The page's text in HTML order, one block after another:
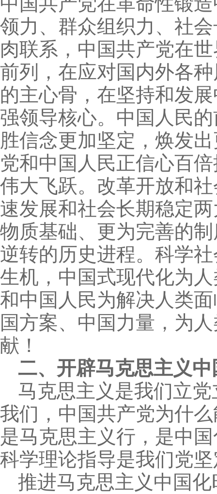
领力、群众组织力、社
肉联系，中国共产党在
前列，在应对国内外各
的主心骨，在坚持和发
强领导核心。中国人民
胜信念更加坚定，焕发
党和中国人民正信心百
伟大飞跃。改革开放和
速发展和社会长期稳定
物质基础、更为完善的
逆转的历史进程。科学
生机，中国式现代化为
和中国人民为解决人类
国方案、中国力量，为
献！
二、开辟马克思主义
马克思主义是我们立
我们，中国共产党为什
是马克思主义行，是中
科学理论指导是我们党
推进马克思主义中国